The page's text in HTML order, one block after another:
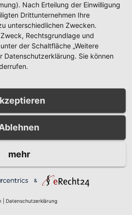
Nach Erteilung der Einwilligung
Drittunternehmen Ihre
unterschiedlichen Zwecken.
Rechtsgrundlage und
der Schaltfläche „Weitere
Datenschutzerklärung. Sie können
mehr
&
Datenschutzerklärung